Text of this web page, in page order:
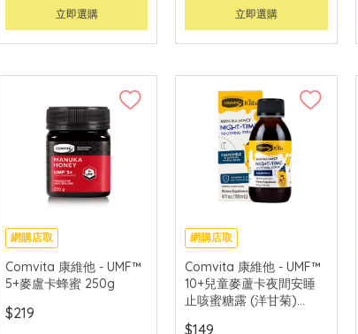
立即選購 立即選購
網購店取
Comvita 康維他 - UMF™
5+麥盧卡蜂蜜 250g
$219
網購店取
Comvita 康維他 - UMF™
10+兒童麥蘆卡夜間安睡
止咳蜜糖露 (洋甘菊)
$149